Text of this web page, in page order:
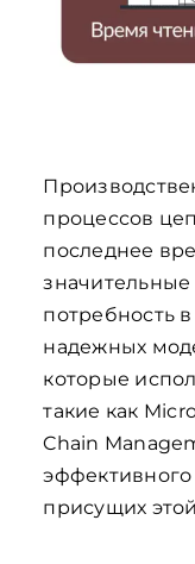
процессов
последнее
потребность
надежных
которые
такие как
Chain
присущих